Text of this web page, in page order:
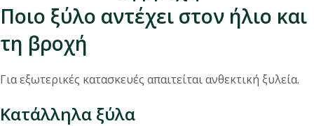
Ποιο ξύλο αντέχει στον ήλιο και
τη βροχή
Για εξωτερικές κατασκευές απαιτείται ανθεκτική ξυλεία.
Κατάλληλα ξύλα